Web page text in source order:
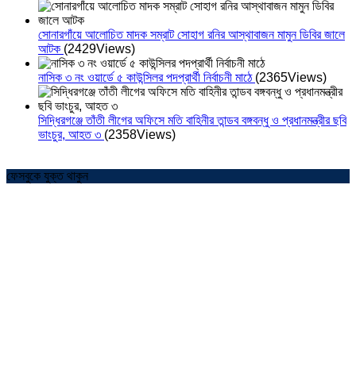
সোনারগাঁয়ে আলোচিত মাদক সম্রাট সোহাগ রনির আস্থাবাজন মামুন ডিবির জালে
আটক (2429Views)
নাসিক ৩ নং ওয়ার্ডে ৫ কাউন্সিলর পদপ্রার্থী নির্বাচনী মাঠে (2365Views)
সিদ্ধিরগঞ্জে তাঁতী লীগের অফিসে মতি বাহিনীর তান্ডব বঙ্গবন্ধু ও প্রধানমন্ত্রীর ছবি
ভাংচুর, আহত ৩ (2358Views)
ফেসবুকে যুক্ত থাকুন